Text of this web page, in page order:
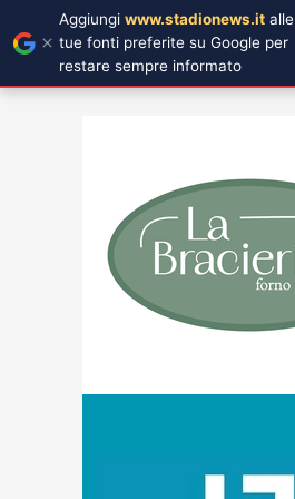
Aggiungi www.stadionews.it alle
tue fonti preferite su Google per
restare sempre informato